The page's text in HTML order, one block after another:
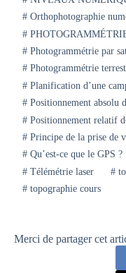
#Orthophotographie
#
#Photogrammétrie par
#Photogrammétrie
#Planification d’une
#Positionnement absolu
#Positionnement relatif
#Principe de la prise de
#Qu’est-ce que le GPS ?
#Télémétrie laser #
#topographie cours
Merci de partager cet